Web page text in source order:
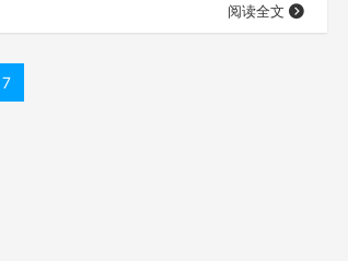
阅读全文
7